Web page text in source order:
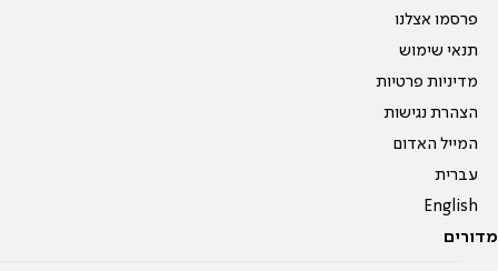
פרסמו אצלנו
תנאי שימוש
מדיניות פרטיות
הצהרת נגישות
המייל האדום
עברית
English
מדורים